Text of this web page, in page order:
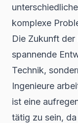
komplexe
Die Zukunft
spannende
Technik,
Ingenieure
ist eine
tätig zu sein,